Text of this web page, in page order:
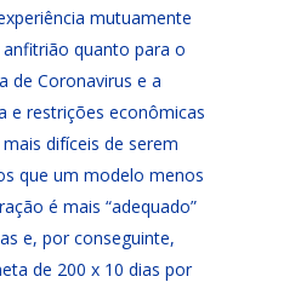
mutuamente
quanto para o
de Coronavirus e a
e restrições econômicas
difíceis de serem
que um modelo menos
é mais “adequado”
e, por conseguinte,
de 200 x 10 dias por